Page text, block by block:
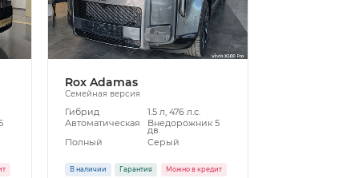
Rox Adamas
Семейная версия
Гибрид
1.5 л, 476 л.с.
Автоматическая
Внедорожник 5
дв.
Полный
Серый
В наличии Гарантия Можно в кредит